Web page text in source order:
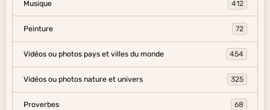
Musique 412
Peinture 72
Vidéos ou photos pays et villes du monde 454
Vidéos ou photos nature et univers 325
Proverbes 68